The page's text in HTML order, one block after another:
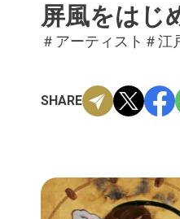
屏風をはじ
＃アーティスト ＃江
SHARE